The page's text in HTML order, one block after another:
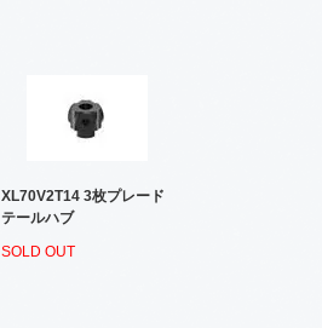
XL70V2T14 3枚プレード
テールハブ
SOLD OUT